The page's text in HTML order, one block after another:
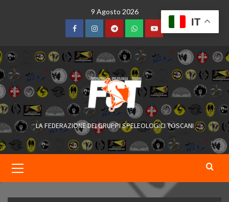
9 Agosto 2026
FacebookInstagramTelegramWhatsAppYouTube
LA FEDERAZIONE DEI GRUPPI SPELEOLOGICI TOSCANI
Menu
IT